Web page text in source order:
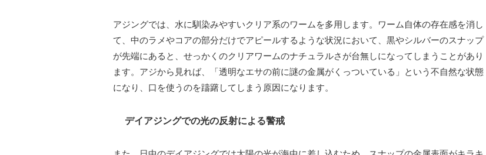
アジングでは、水に馴染みやすいクリア系のワームを多用します。ワーム自体の存在感を消し
て、中のラメやコアの部分だけでアピールするような状況において、黒やシルバーのスナップ
が先端にあると、せっかくのクリアワームのナチュラルさが台無しになってしまうことがあり
ます。アジから見れば、「透明なエサの前に謎の金属がくっついている」という不自然な状態
になり、口を使うのを躊躇してしまう原因になります。
デイアジングでの光の反射による警戒